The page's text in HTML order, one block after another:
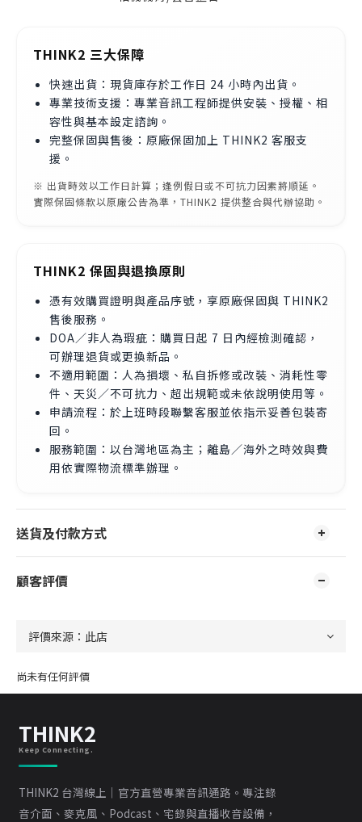
THINK2 三大保障
快速出貨：現貨庫存於工作日 24 小時內出貨。
專業技術支援：專業音訊工程師提供安裝、授權、相
容性與基本設定諮詢。
完整保固與售後：原廠保固加上 THINK2 客服支
援。
※ 出貨時效以工作日計算；逢例假日或不可抗力因素將順延。
實際保固條款以原廠公告為準，THINK2 提供整合與代辦協助。
THINK2 保固與退換原則
憑有效購買證明與產品序號，享原廠保固與 THINK2
售後服務。
DOA／非人為瑕疵：購買日起 7 日內經檢測確認，
可辦理退貨或更換新品。
不適用範圍：人為損壞、私自拆修或改裝、消耗性零
件、天災／不可抗力、超出規範或未依說明使用等。
申請流程：於上班時段聯繫客服並依指示妥善包裝寄
回。
服務範圍：以台灣地區為主；離島／海外之時效與費
用依實際物流標準辦理。
送貨及付款方式
顧客評價
尚未有任何評價
THINK2
Keep Connecting.
THINK2 台灣線上｜官方直營專業音訊通路。專注錄
音介面、麥克風、Podcast、宅錄與直播收音設備，